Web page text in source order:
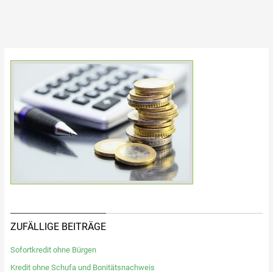
ZUFÄLLIGE BEITRÄGE
Sofortkredit ohne Bürgen
Kredit ohne Schufa und Bonitätsnachweis